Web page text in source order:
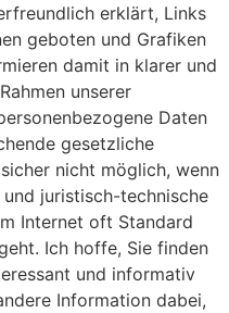
erklärt, Links
geboten und Grafiken
damit in klarer und
unserer
Daten
gesetzliche
nicht möglich, wenn
juristisch-technische
Internet oft Standard
Ich hoffe, Sie finden
und informativ
Information dabei,